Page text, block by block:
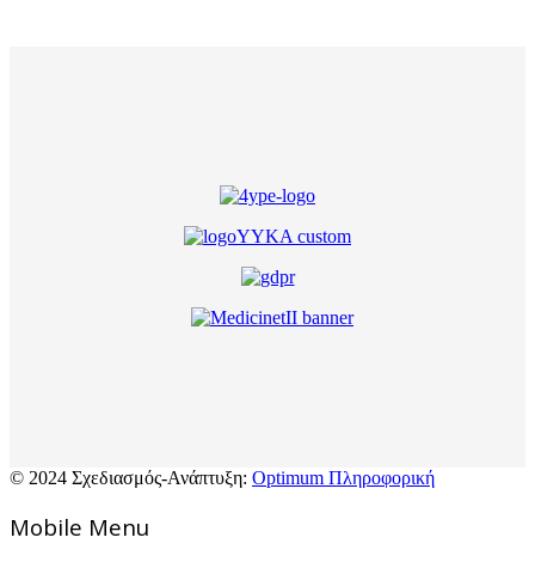
© 2024 Σχεδιασμός-Ανάπτυξη: Optimum Πληροφορική
Mοbile Menu